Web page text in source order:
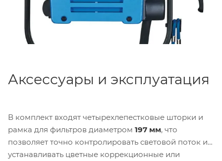
Аксессуары и эксплуатация
В комплект входят четырехлепестковые шторки и
рамка для фильтров диаметром 197 мм, что
позволяет точно контролировать световой поток и
устанавливать цветные коррекционные или